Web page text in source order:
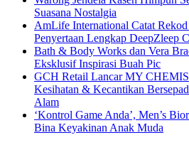
Suasana Nostalgia
AmLife International Catat
Penyertaan Lengkap DeepZleep
Bath & Body Works dan Vera
Eksklusif Inspirasi Buah Pic
GCH Retail Lancar MY
Kesihatan & Kecantikan
Alam
‘Kontrol Game Anda’, Men’s
Bina Keyakinan Anak Muda